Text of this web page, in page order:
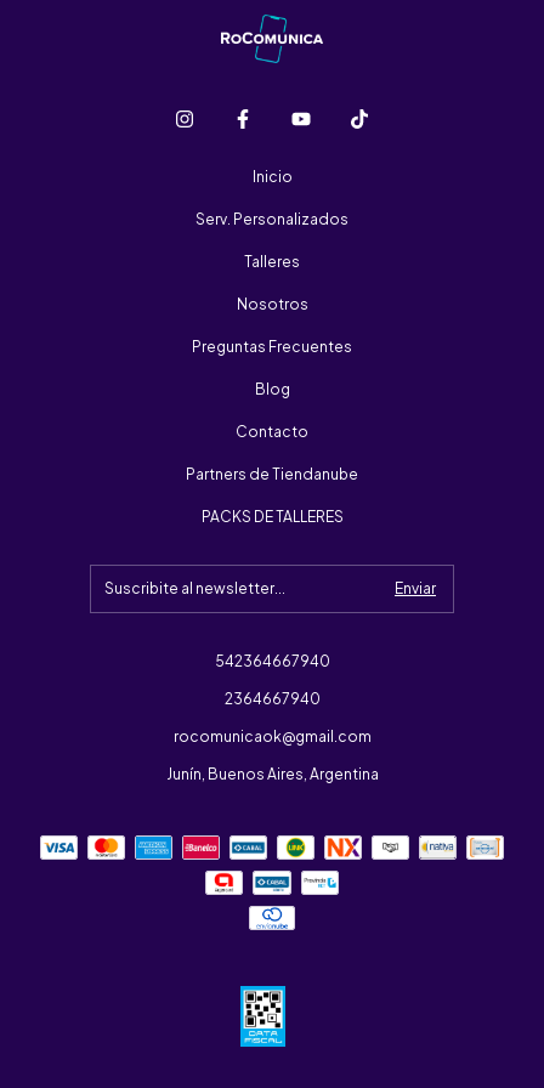
Inicio
Serv. Personalizados
Talleres
Nosotros
Preguntas Frecuentes
Blog
Contacto
Partners de Tiendanube
PACKS DE TALLERES
542364667940
2364667940
rocomunicaok@gmail.com
Junín, Buenos Aires, Argentina